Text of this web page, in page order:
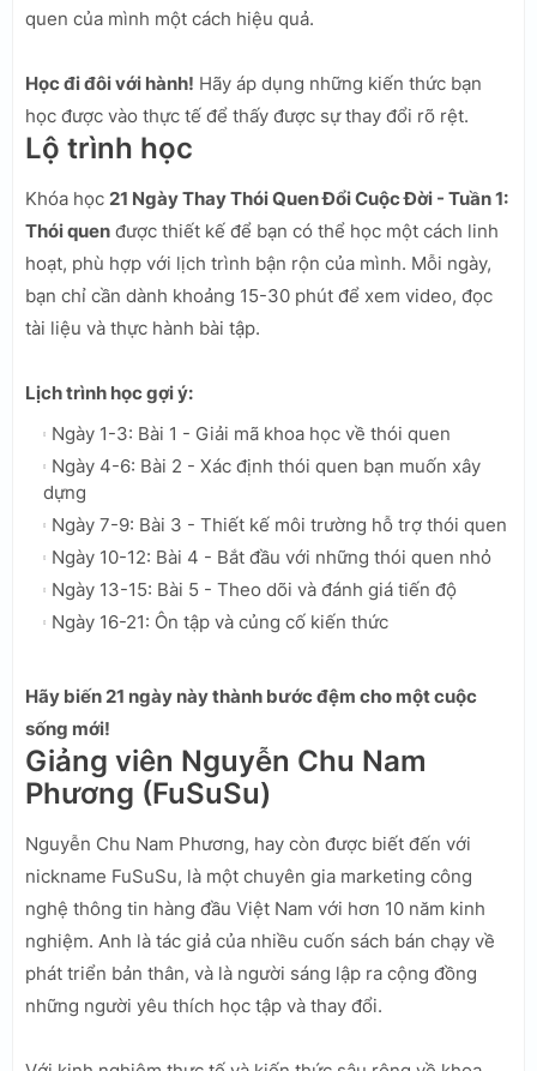
quen của mình một cách hiệu quả.
Học đi đôi với hành! Hãy áp dụng những kiến thức bạn
học được vào thực tế để thấy được sự thay đổi rõ rệt.
Lộ trình học
Khóa học 21 Ngày Thay Thói Quen Đổi Cuộc Đời - Tuần 1:
Thói quen được thiết kế để bạn có thể học một cách linh
hoạt, phù hợp với lịch trình bận rộn của mình. Mỗi ngày,
bạn chỉ cần dành khoảng 15-30 phút để xem video, đọc
tài liệu và thực hành bài tập.
Lịch trình học gợi ý:
Ngày 1-3: Bài 1 - Giải mã khoa học về thói quen
Ngày 4-6: Bài 2 - Xác định thói quen bạn muốn xây
dựng
Ngày 7-9: Bài 3 - Thiết kế môi trường hỗ trợ thói quen
Ngày 10-12: Bài 4 - Bắt đầu với những thói quen nhỏ
Ngày 13-15: Bài 5 - Theo dõi và đánh giá tiến độ
Ngày 16-21: Ôn tập và củng cố kiến thức
Hãy biến 21 ngày này thành bước đệm cho một cuộc
sống mới!
Giảng viên Nguyễn Chu Nam
Phương (FuSuSu)
Nguyễn Chu Nam Phương, hay còn được biết đến với
nickname FuSuSu, là một chuyên gia marketing công
nghệ thông tin hàng đầu Việt Nam với hơn 10 năm kinh
nghiệm. Anh là tác giả của nhiều cuốn sách bán chạy về
phát triển bản thân, và là người sáng lập ra cộng đồng
những người yêu thích học tập và thay đổi.